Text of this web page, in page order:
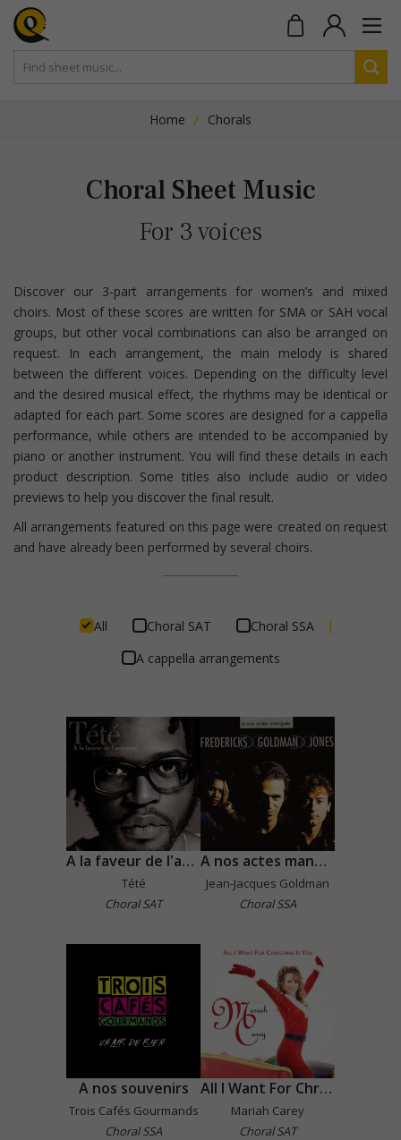
Home Chorals
Choral Sheet Music
For 3 voices
Discover our 3-part arrangements for women’s and mixed
choirs. Most of these scores are written for SMA or SAH vocal
groups, but other vocal combinations can also be arranged on
request. In each arrangement, the main melody is shared
between the different voices. Depending on the difficulty level
and the desired musical effect, the rhythms may be identical or
adapted for each part. Some scores are designed for a cappella
performance, while others are intended to be accompanied by
piano or another instrument. You will find these details in each
product description. Some titles also include audio or video
previews to help you discover the final result.
All arrangements featured on this page were created on request
and have already been performed by several choirs.
All Choral SAT Choral SSA |
A cappella arrangements
A la faveur de l'automne
Tété
Choral SAT
A nos actes manqués
Jean-Jacques Goldman
Choral SSA
A nos souvenirs
Trois Cafés Gourmands
Choral SSA
All I Want For Christmas Is You
Mariah Carey
Choral SAT